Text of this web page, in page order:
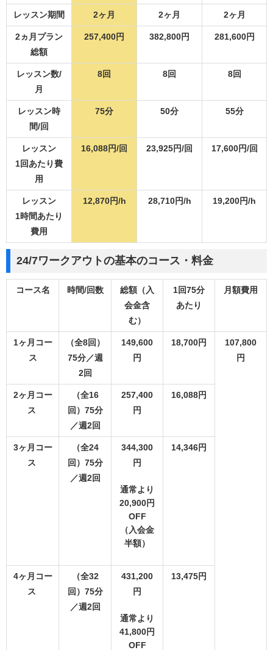
レッスン期間 2ヶ月 2ヶ月 2ヶ月
2ヵ月プラン
総額
257,400円 382,800円 281,600円
レッスン数/
月
8回 8回 8回
レッスン時
間/回
75分 50分 55分
レッスン
1回あたり費
用
16,088円/回 23,925円/回 17,600円/回
レッスン
1時間あたり
費用
12,870円/h 28,710円/h 19,200円/h
24/7ワークアウトの基本のコース・料金
コース名 時間/回数
総額（入
会金含
む）
1回75分
あたり
月額費用
1ヶ月コー
ス
（全8回）
75分／週
2回
149,600
円
18,700円
107,800
円
2ヶ月コー
ス
（全16
回）75分
／週2回
257,400
円
16,088円
3ヶ月コー
ス
（全24
回）75分
／週2回
344,300
円
通常より
20,900円
OFF
（入会金
半額）
14,346円
4ヶ月コー
ス
（全32
回）75分
／週2回
431,200
円
通常より
41,800円
OFF
13,475円